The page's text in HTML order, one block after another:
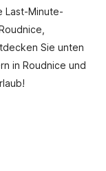
Last-Minute-
Sie unten
in Roudnice und